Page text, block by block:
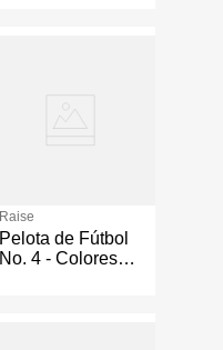
Raise
Pelota de Fútbol
No. 4 - Colores